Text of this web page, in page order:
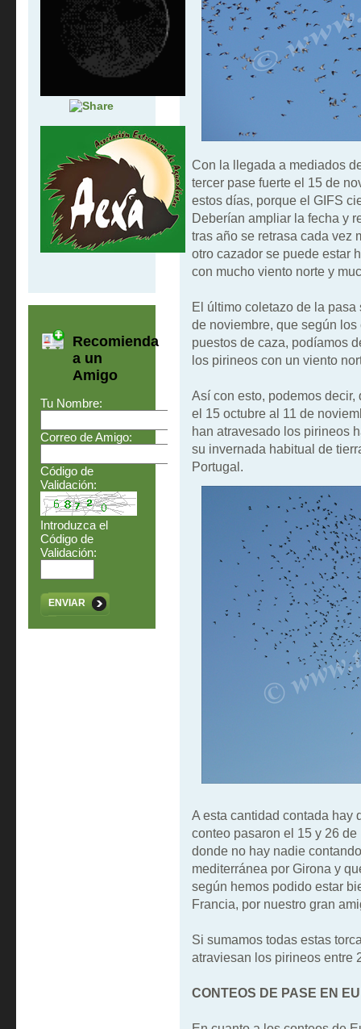
Recomienda
a un
Amigo
Tu Nombre:
Correo de Amigo:
Código de
Validación:
Introduzca el
Código de
Validación:
ENVIAR
Con la llegada a mediados
tercer pase fuerte el 15 de
estos días, porque el GIFS
Deberían ampliar la fecha y
tras año se retrasa cada vez
otro cazador se puede estar
con mucho viento norte y
El último coletazo de la
de noviembre, que según
puestos de caza, podíamos
los pirineos con un viento
Así con esto, podemos
el 15 octubre al 11 de
han atravesado los pirineos
su invernada habitual de
Portugal.
A esta cantidad contada hay
conteo pasaron el 15 y 26
donde no hay nadie
mediterránea por Girona y
según hemos podido estar
Francia, por nuestro gran
Si sumamos todas estas
atraviesan los pirineos entre
CONTEOS DE PASE EN